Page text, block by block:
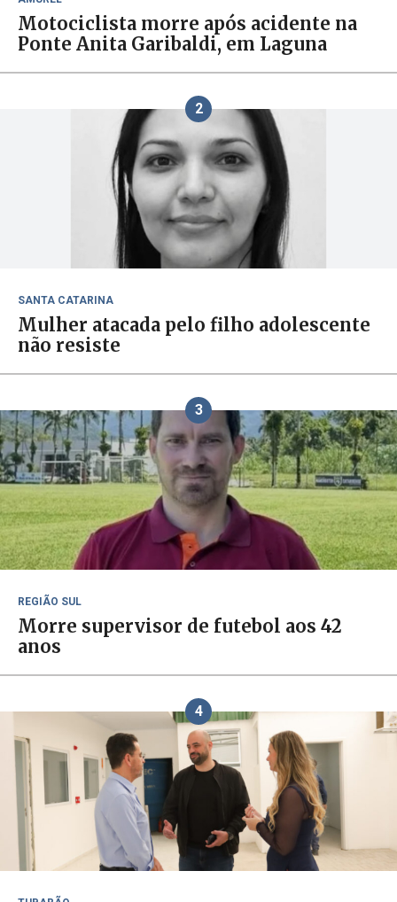
Motociclista morre após acidente na
Ponte Anita Garibaldi, em Laguna
2
SANTA CATARINA
Mulher atacada pelo filho adolescente
não resiste
3
REGIÃO SUL
Morre supervisor de futebol aos 42
anos
4